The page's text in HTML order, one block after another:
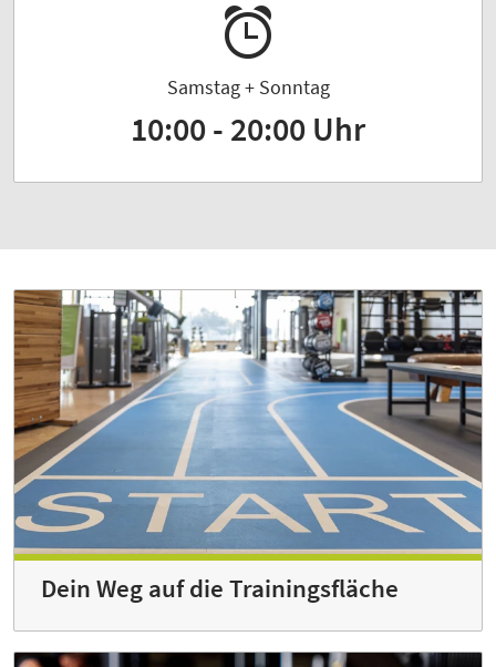
Samstag + Sonntag
10:00 - 20:00 Uhr
Dein Weg auf die Trainingsfläche